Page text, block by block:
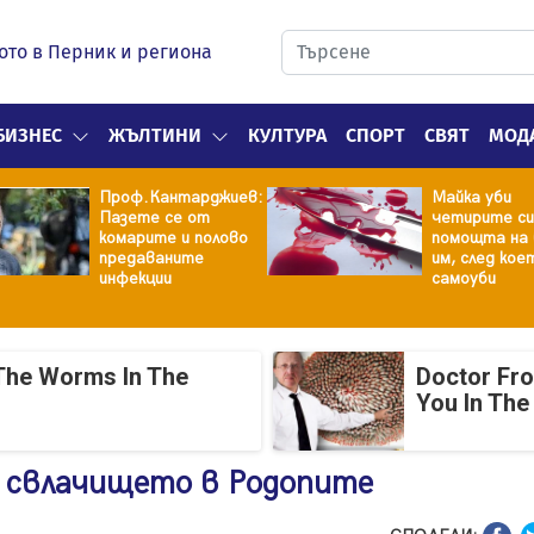
в Перник и региона
ЖЪЛТИНИ КУЛТУРА СПОРТ СВЯТ
Проф.Кантарджиев:
Пазете се от
комарите и полово
предаваните
инфекции
Майка уби
четирите
помощта на
им, след
самоуби
Worms In The
Doctor
You In
в Родопите